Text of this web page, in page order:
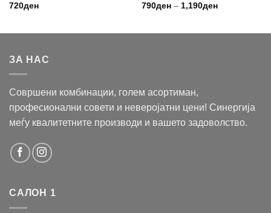
720ден
790ден – 1,190денPrice
ЗА НАС
Совршени комбинации, голем асортиман,
професионални совети и неверојатни цени! Синергија
меѓу квалитетните производи и вашето задоволство.
САЛОН 1